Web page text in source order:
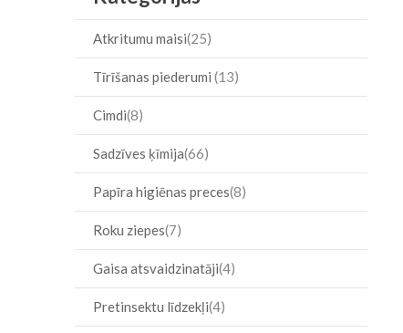
Atkritumu maisi 25
Tīrīšanas piederumi 13
Cimdi 8
Sadzīves ķīmija 66
Papīra higiēnas preces 8
Roku ziepes 7
Gaisa atsvaidzinatāji 4
Pretinsektu līdzekļi 4